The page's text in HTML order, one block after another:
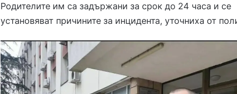
Родителите им са задържани за срок до 24 часа и се
установяват причините за инцидента, уточниха от